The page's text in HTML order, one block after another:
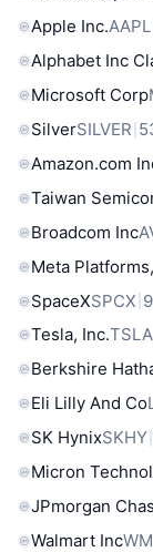
Apple Inc.AAPL
Alphabet Inc
Microsoft Corp
SilverSILVER
Amazon.com
Taiwan
Broadcom Inc
Meta
SpaceXSPCX
Tesla, Inc.TSLA
Berkshire
Eli Lilly And Co
SK HynixSKHY
Micron
JPmorgan
Walmart Inc